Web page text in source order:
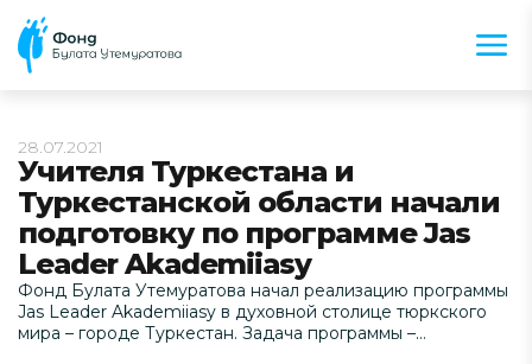
28.07.2021
Учителя Туркестана и
Туркестанской области начали
подготовку по программе Jas
Leader Akademiiasy
Фонд Булата Утемуратова начал реализацию программы
Jas Leader Akademiiasy в духовной столице тюркского
мира – городе Туркестан. Задача программы –